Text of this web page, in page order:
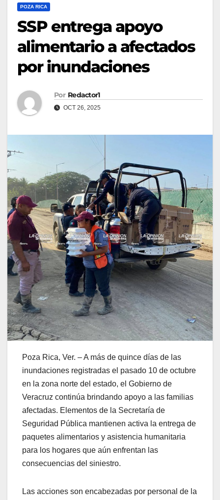
POZA RICA
SSP entrega apoyo
alimentario a afectados
por inundaciones
Por Redactor1
OCT 26, 2025
Poza Rica, Ver. – A más de quince días de las
inundaciones registradas el pasado 10 de octubre
en la zona norte del estado, el Gobierno de
Veracruz continúa brindando apoyo a las familias
afectadas. Elementos de la Secretaría de
Seguridad Pública mantienen activa la entrega de
paquetes alimentarios y asistencia humanitaria
para los hogares que aún enfrentan las
consecuencias del siniestro.
Las acciones son encabezadas por personal de la